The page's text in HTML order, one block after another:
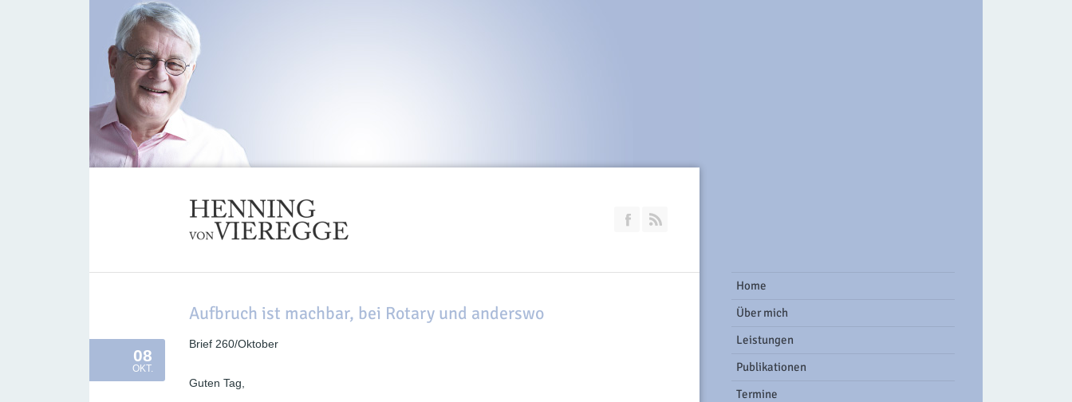
Join our Facebook Group
Aufbruch ist machbar, bei Rotary und anderswo
08
OKT.
Brief 260/Oktober
Guten Tag,
Home
Über mich
Leistungen
Publikationen
Termine